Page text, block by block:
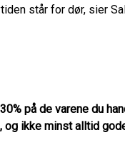
står for dør, sier
på de varene du
og ikke minst alltid